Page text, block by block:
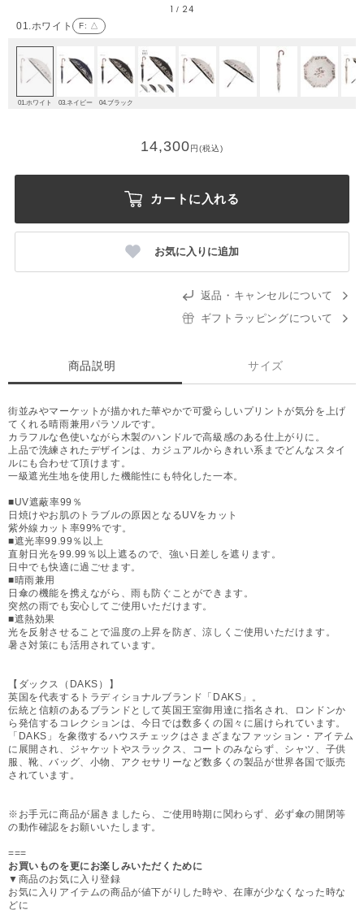
01.ホワイト F: △
1 / 24
01.ホワイト 03.ネイビー 04.ブラック
14,300円(税込)
カートに入れる
お気に入りに追加
返品・キャンセルについて
ギフトラッピングについて
商品説明 サイズ
街並みやマーケットが描かれた華やかで可愛らしいプリントが気分を上げ
てくれる晴雨兼用パラソルです。
カラフルな色使いながら木製のハンドルで高級感のある仕上がりに。
上品で洗練されたデザインは、カジュアルからきれい系までどんなスタイ
ルにも合わせて頂けます。
一級遮光生地を使用した機能性にも特化した一本。
■UV遮蔽率99％
日焼けやお肌のトラブルの原因となるUVをカット
紫外線カット率99%です。
■遮光率99.99％以上
直射日光を99.99％以上遮るので、強い日差しを遮ります。
日中でも快適に過ごせます。
■晴雨兼用
日傘の機能を携えながら、雨も防ぐことができます。
突然の雨でも安心してご使用いただけます。
■遮熱効果
光を反射させることで温度の上昇を防ぎ、涼しくご使用いただけます。
暑さ対策にも活用されています。
【ダックス（DAKS）】
英国を代表するトラディショナルブランド「DAKS」。
伝統と信頼のあるブランドとして英国王室御用達に指名され、ロンドンか
ら発信するコレクションは、今日では数多くの国々に届けられています。
「DAKS」を象徴するハウスチェックはさまざまなファッション・アイテム
に展開され、ジャケットやスラックス、コートのみならず、シャツ、子供
服、靴、バッグ、小物、アクセサリーなど数多くの製品が世界各国で販売
されています。
※お手元に商品が届きましたら、ご使用時期に関わらず、必ず傘の開閉等
の動作確認をお願いいたします。
===
お買いものを更にお楽しみいただくために
▼商品のお気に入り登録
お気に入りアイテムの商品が値下がりした時や、在庫が少なくなった時な
どに